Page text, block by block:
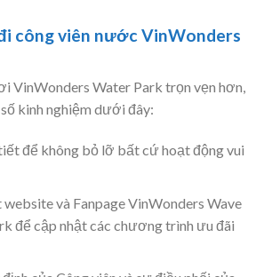
công viên nước VinWonders
VinWonders Water Park trọn vẹn hơn,
kinh nghiệm dưới đây:
để không bỏ lỡ bất cứ hoạt động vui
website và Fanpage VinWonders Wave
để cập nhật các chương trình ưu đãi